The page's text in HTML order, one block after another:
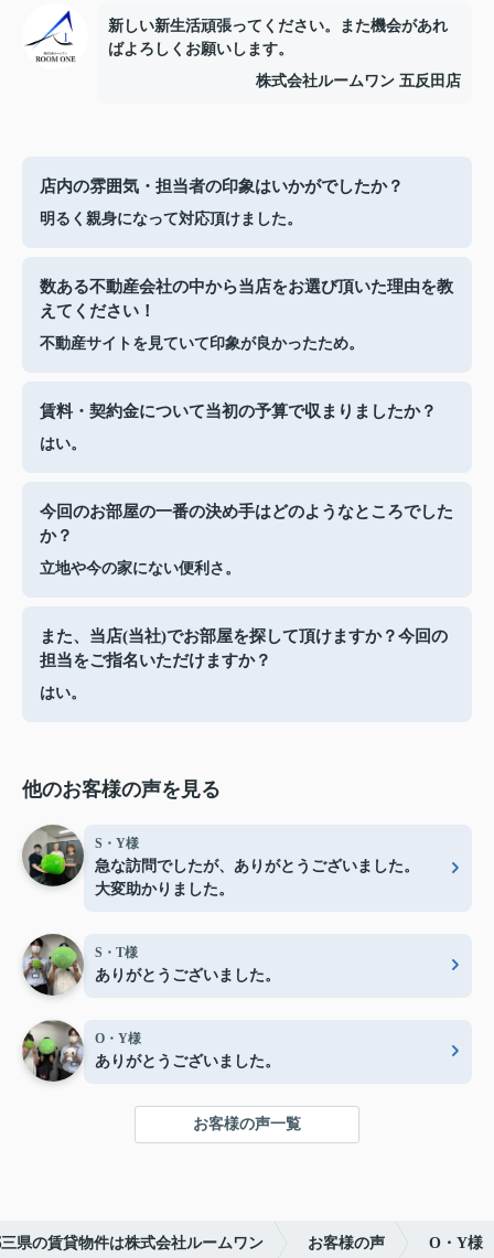
新しい新生活頑張ってください。また機会があれ
ばよろしくお願いします。
株式会社ルームワン 五反田店
店内の雰囲気・担当者の印象はいかがでしたか？
明るく親身になって対応頂けました。
数ある不動産会社の中から当店をお選び頂いた理由を教
えてください！
不動産サイトを見ていて印象が良かったため。
賃料・契約金について当初の予算で収まりましたか？
はい。
今回のお部屋の一番の決め手はどのようなところでした
か？
立地や今の家にない便利さ。
また、当店(当社)でお部屋を探して頂けますか？今回の
担当をご指名いただけますか？
はい。
他のお客様の声を見る
S・Y様
急な訪問でしたが、ありがとうございました。
大変助かりました。
S・T様
ありがとうございました。
O・Y様
ありがとうございました。
お客様の声一覧
県の賃貸物件は株式会社ルームワン お客様の声 O・Y様